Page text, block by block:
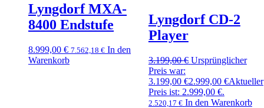
Lyngdorf MXA-
8400 Endstufe
8.999,00 € 7.562,18 € In den
Warenkorb
Lyngdorf CD-2
Player
3.199,00€ Ursprünglicher
Preis war:
3.199,00 €2.999,00 €Aktueller
Preis ist: 2.999,00 €.
2.520,17 € In den Warenkorb